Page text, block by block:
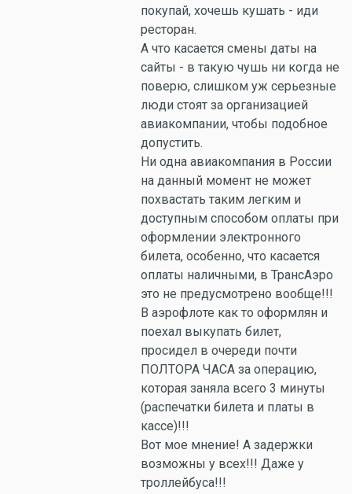
покупай, хочешь кушать - иди
ресторан.
А что касается смены даты на
сайты - в такую чушь ни когда не
поверю, слишком уж серьезные
люди стоят за организацией
авиакомпании, чтобы подобное
допустить.
Ни одна авиакомпания в России
на данный момент не может
похвастать таким легким и
доступным способом оплаты при
оформлении электронного
билета, особенно, что касается
оплаты наличными, в ТрансАэро
это не предусмотрено вообще!!!
В аэрофлоте как то оформлян и
поехал выкупать билет,
просидел в очереди почти
ПОЛТОРА ЧАСА за операцию,
которая заняла всего 3 минуты
(распечатки билета и платы в
кассе)!!!
Вот мое мнение! А задержки
возможны у всех!!! Даже у
троллейбуса!!!